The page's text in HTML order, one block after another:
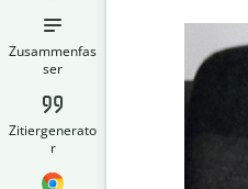
Zusammenfas
ser
Zitiergenerato
r